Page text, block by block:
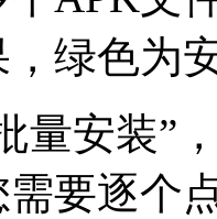
绿色为
量安装”
要逐个